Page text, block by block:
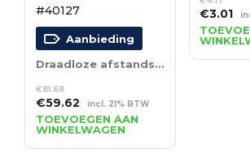
#40127
Aanbieding
Draadloze afstandsbediening voor B-100X en B-200
€81.68
Oorspronkelijke
prijs
was:
€81.68.
€59.62Huidige
prijs
is:
€59.62.
incl. 21% BTW
TOEVOEGEN AAN
WINKELWAGEN
prijs
was:
€4.17.
€3.01
is: